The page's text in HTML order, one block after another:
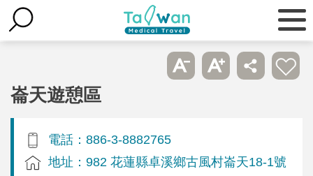
崙天遊憩區
電話：886-3-8882765
地址：982 花蓮縣卓溪鄉古風村崙天18-1號